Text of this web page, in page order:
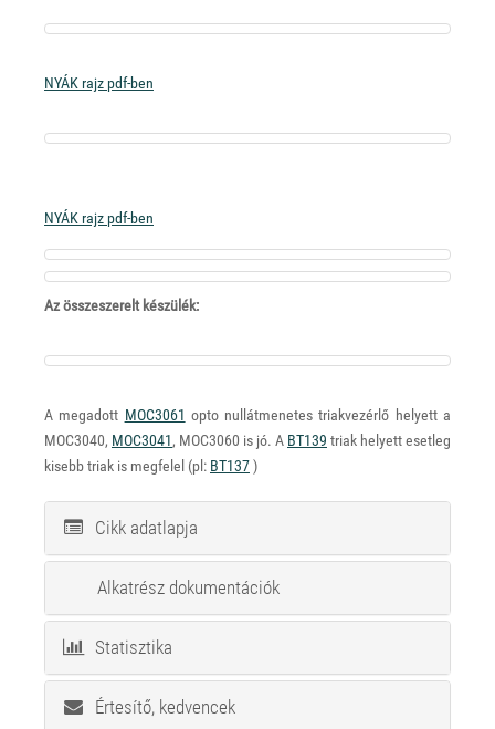
NYÁK rajz pdf-ben
NYÁK rajz pdf-ben
Az összeszerelt készülék:
A megadott MOC3061 opto nullátmenetes triakvezérlő helyett a
MOC3040, MOC3041, MOC3060 is jó. A BT139 triak helyett esetleg
kisebb triak is megfelel (pl: BT137)
Cikk adatlapja
Alkatrész dokumentációk
Statisztika
Értesítő, kedvencek